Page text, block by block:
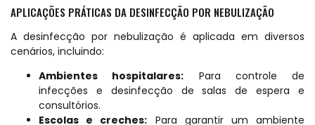
APLICAÇÕES PRÁTICAS DA DESINFECÇÃO POR NEBULIZAÇÃO
A desinfecção por nebulização é aplicada em diversos
cenários, incluindo:
Ambientes hospitalares: Para controle de
infecções e desinfecção de salas de espera e
consultórios.
Escolas e creches: Para garantir um ambiente